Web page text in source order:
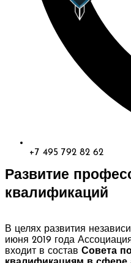
+7 495 792 82 62
Развитие
квалификаций
В целях развития
июня 2019 года
входит в состав Совета